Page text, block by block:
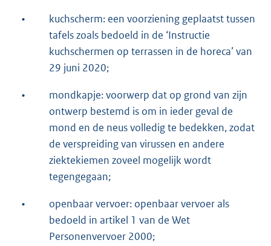
•
kuchscherm: een voorziening geplaatst tussen
tafels zoals bedoeld in de ‘Instructie
kuchschermen op terrassen in de horeca’ van
29 juni 2020;
•
mondkapje: voorwerp dat op grond van zijn
ontwerp bestemd is om in ieder geval de
mond en de neus volledig te bedekken, zodat
de verspreiding van virussen en andere
ziektekiemen zoveel mogelijk wordt
tegengegaan;
•
openbaar vervoer: openbaar vervoer als
bedoeld in artikel 1 van de Wet
Personenvervoer 2000;